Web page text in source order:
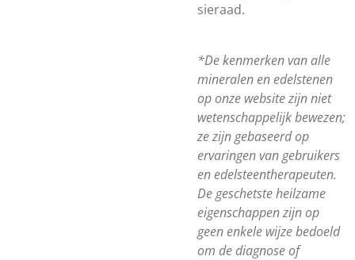
sieraad.
*De kenmerken van alle
mineralen en edelstenen
op onze website zijn niet
wetenschappelijk bewezen;
ze zijn gebaseerd op
ervaringen van gebruikers
en edelsteentherapeuten.
De geschetste heilzame
eigenschappen zijn op
geen enkele wijze bedoeld
om de diagnose of